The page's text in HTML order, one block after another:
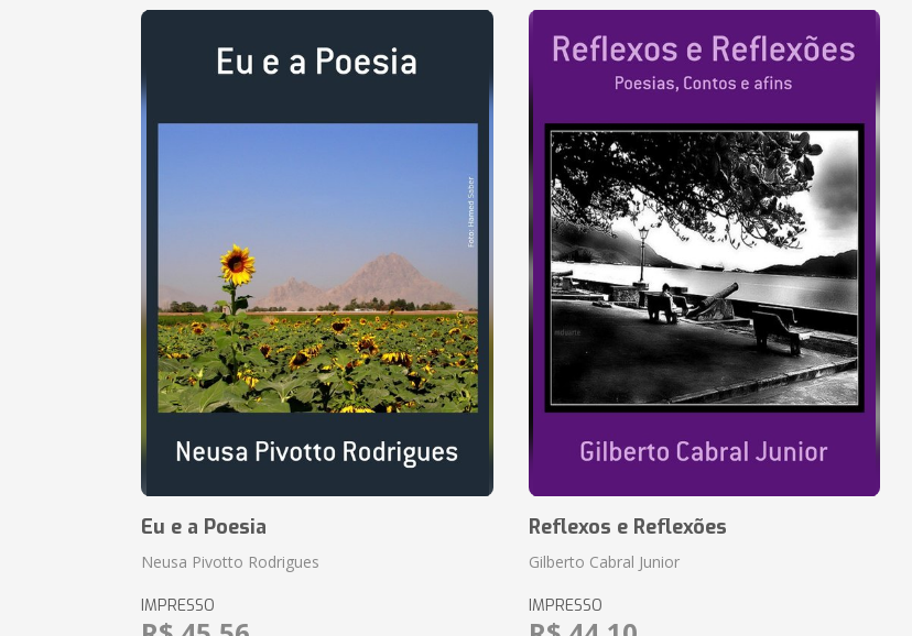
Eu e a Poesia
Neusa Pivotto Rodrigues
IMPRESSO
Reflexos e Reflexões
Gilberto Cabral Junior
IMPRESSO